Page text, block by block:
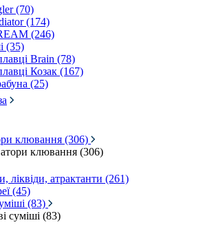
(70)
(174)
(246)
(35)
Brain (78)
Козак (167)
(25)
клювання (306)
клювання (306)
ліквіди, атрактанти (261)
(45)
(83)
суміші (83)